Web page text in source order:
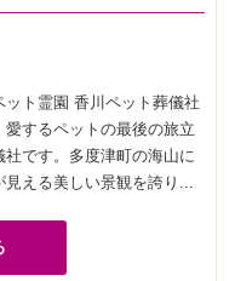
ト霊園 香川ペット葬儀社
愛するペットの最後の旅立
です。多度津町の海山に
見える美しい景観を誇り...